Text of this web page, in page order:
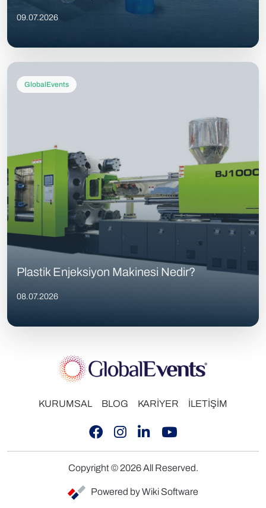
09.07.2026
GlobalEvents
Plastik Enjeksiyon Makinesi Nedir?
08.07.2026
KURUMSAL BLOG KARİYER İLETİŞİM
Copyright © 2026 All Reserved.
Powered by Wiki Software